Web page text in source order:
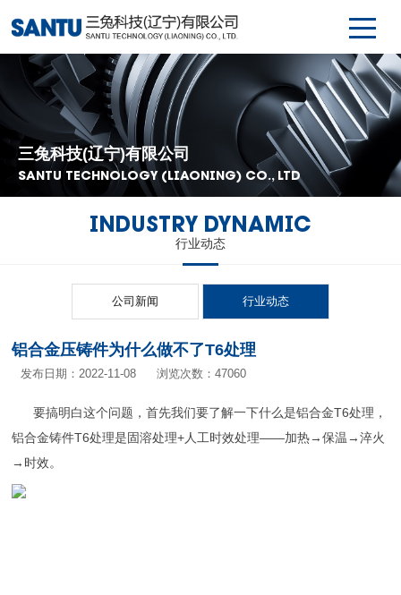
三兔科技(辽宁)有限公司
SANTU TECHNOLOGY (LIAONING) CO., LTD
INDUSTRY DYNAMIC
行业动态
公司新闻 行业动态
铝合金压铸件为什么做不了T6处理
发布日期：2022-11-08 浏览次数：47060
要搞明白这个问题，首先我们要了解一下什么是铝合金T6处理，
铝合金铸件T6处理是固溶处理+人工时效处理——加热→保温→淬火
→时效。